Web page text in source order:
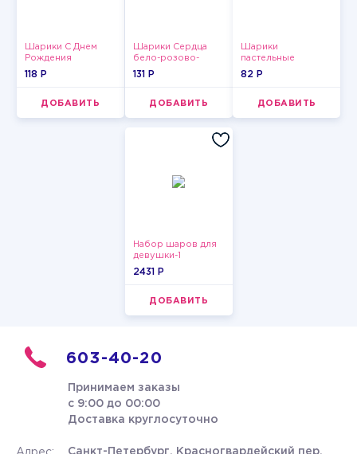
Шарики С Днем
Рождения
118 P
ДОБАВИТЬ
Шарики Сердца
бело-розово-
красные
131 P
ДОБАВИТЬ
Шарики
пастельные
82 P
ДОБАВИТЬ
Набор шаров для
девушки-1
2431 P
ДОБАВИТЬ
603-40-20
Принимаем заказы
с 9:00 до 00:00
Доставка круглосуточно
Санкт-Петербург, Красногвардейский пер.